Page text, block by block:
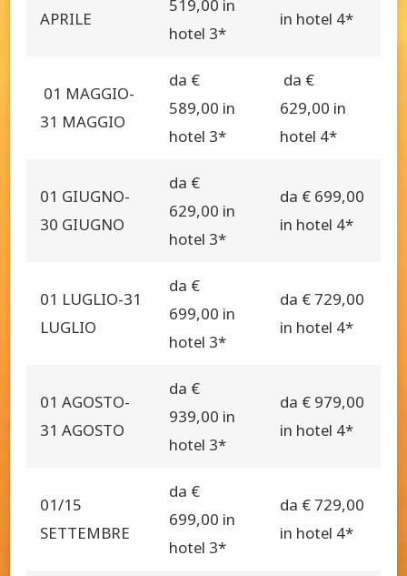
APRILE
519,00 in
hotel 3*
in hotel 4*
01 MAGGIO-
31 MAGGIO
da €
589,00 in
hotel 3*
da €
629,00 in
hotel 4*
01 GIUGNO-
30 GIUGNO
da €
629,00 in
hotel 3*
da € 699,00
in hotel 4*
01 LUGLIO-31
LUGLIO
da €
699,00 in
hotel 3*
da € 729,00
in hotel 4*
01 AGOSTO-
31 AGOSTO
da €
939,00 in
hotel 3*
da € 979,00
in hotel 4*
01/15
SETTEMBRE
da €
699,00 in
hotel 3*
da € 729,00
in hotel 4*